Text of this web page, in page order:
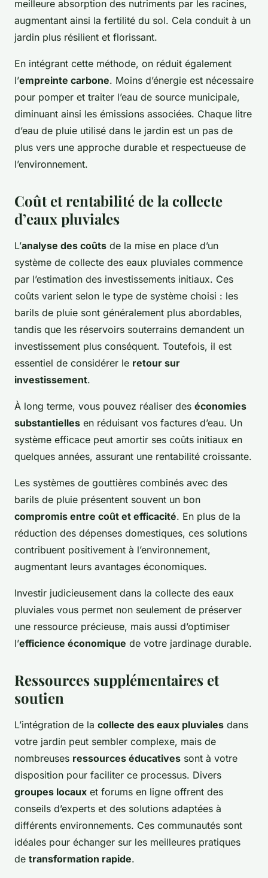
meilleure absorption des nutriments par les racines,
augmentant ainsi la fertilité du sol. Cela conduit à un
jardin plus résilient et florissant.
En intégrant cette méthode, on réduit également
l’empreinte carbone. Moins d’énergie est nécessaire
pour pomper et traiter l’eau de source municipale,
diminuant ainsi les émissions associées. Chaque litre
d’eau de pluie utilisé dans le jardin est un pas de
plus vers une approche durable et respectueuse de
l’environnement.
Coût et rentabilité de la collecte
d’eaux pluviales
L’analyse des coûts de la mise en place d’un
système de collecte des eaux pluviales commence
par l’estimation des investissements initiaux. Ces
coûts varient selon le type de système choisi : les
barils de pluie sont généralement plus abordables,
tandis que les réservoirs souterrains demandent un
investissement plus conséquent. Toutefois, il est
essentiel de considérer le retour sur
investissement.
À long terme, vous pouvez réaliser des économies
substantielles en réduisant vos factures d’eau. Un
système efficace peut amortir ses coûts initiaux en
quelques années, assurant une rentabilité croissante.
Les systèmes de gouttières combinés avec des
barils de pluie présentent souvent un bon
compromis entre coût et efficacité. En plus de la
réduction des dépenses domestiques, ces solutions
contribuent positivement à l’environnement,
augmentant leurs avantages économiques.
Investir judicieusement dans la collecte des eaux
pluviales vous permet non seulement de préserver
une ressource précieuse, mais aussi d’optimiser
l’efficience économique de votre jardinage durable.
Ressources supplémentaires et
soutien
L’intégration de la collecte des eaux pluviales dans
votre jardin peut sembler complexe, mais de
nombreuses ressources éducatives sont à votre
disposition pour faciliter ce processus. Divers
groupes locaux et forums en ligne offrent des
conseils d’experts et des solutions adaptées à
différents environnements. Ces communautés sont
idéales pour échanger sur les meilleures pratiques
de transformation rapide.